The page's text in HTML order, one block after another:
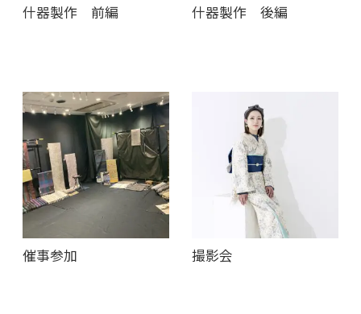
什器製作 前編 什器製作 後編
催事参加 撮影会